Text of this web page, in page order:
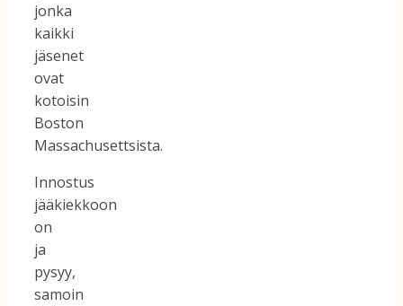
jonka
kaikki
jäsenet
ovat
kotoisin
Boston
Massachusettsista.
Innostus
jääkiekkoon
on
ja
pysyy,
samoin